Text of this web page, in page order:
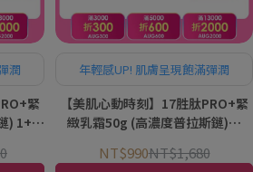
潤
緊
) 1+1
年輕感UP! 肌膚呈現飽滿彈潤
【美肌心動時刻】17胜肽PRO+緊
緻乳霜50g (高濃度普拉斯鏈)｜
NT$990NT$1,680